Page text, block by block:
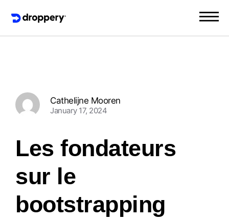
Cathelijne Mooren
January 17, 2024
Les fondateurs
sur le
bootstrapping